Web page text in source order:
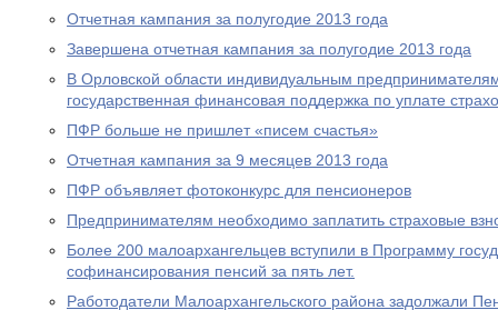
Отчетная кампания за полугодие 2013 года
Завершена отчетная кампания за полугодие 2013 года
В Орловской области индивидуальным
государственная финансовая поддержка по уплате
ПФР больше не пришлет «писем счастья»
Отчетная кампания за 9 месяцев 2013 года
ПФР объявляет фотоконкурс для пенсионеров
Предпринимателям необходимо заплатить страховые
Более 200 малоархангельцев вступили в Программу
софинансирования пенсий за пять лет.
Работодатели Малоархангельского района задолжали